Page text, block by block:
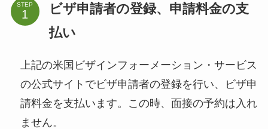
STEP
ビザ申請者の登録、申請料金の支
払い
上記の米国ビザインフォーメーション・サービス
の公式サイトでビザ申請者の登録を行い、ビザ申
請料金を支払います。この時、面接の予約は入れ
ません。